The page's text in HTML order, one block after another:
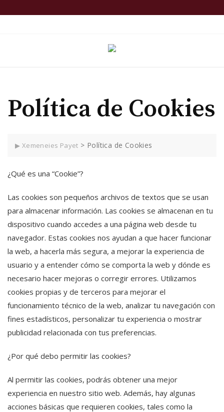
to
Política de Cookies
▶ Xemeneies Payet > Política de Cookies
¿Qué es una “Cookie”?
Las cookies son pequeños archivos de textos que se usan
para almacenar información. Las cookies se almacenan en tu
dispositivo cuando accedes a una página web desde tu
navegador. Estas cookies nos ayudan a que hacer funcionar
la web, a hacerla más segura, a mejorar la experiencia de
usuario y a entender cómo se comporta la web y dónde es
necesario hacer mejoras o corregir errores. Utilizamos
cookies propias y de terceros para mejorar el
funcionamiento técnico de la web, analizar tu navegación con
fines estadísticos, personalizar tu experiencia o mostrar
publicidad relacionada con tus preferencias.
¿Por qué debo permitir las cookies?
Al permitir las cookies, podrás obtener una mejor
experiencia en nuestro sitio web. Además, hay algunas
acciones básicas que requieren cookies, tales como la